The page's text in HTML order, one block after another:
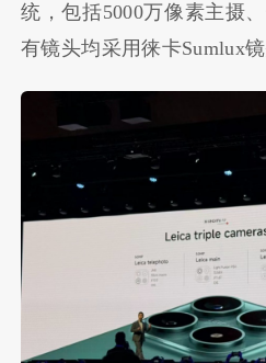
统，包括5000万像素主摄
有镜头均采用徕卡Sumlux镜